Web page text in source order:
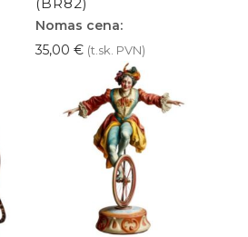
Nomas cena:
35,00 € (t.sk. PVN)